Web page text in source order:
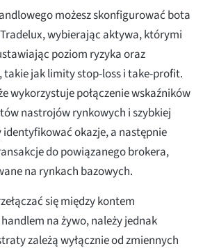
możesz skonfigurować bota
wybierając aktywa, którymi
poziom ryzyka oraz
takie jak limity stop-loss i take-profit.
wykorzystuje połączenie wskaźników
nastrojów rynkowych i szybkiej
identyfikować okazje, a następnie
do powiązanego brokera,
na rynkach bazowych.
się między kontem
na żywo, należy jednak
zależą wyłącznie od zmiennych